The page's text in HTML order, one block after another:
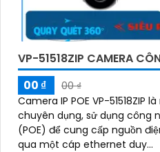
VP-51518ZIP CAMERA
00 ₫
00 ₫
Camera IP POE VP-51518ZIP
chuyên dụng, sử dụng công
(POE) để cung cấp nguồn
qua một cáp ethernet duy...